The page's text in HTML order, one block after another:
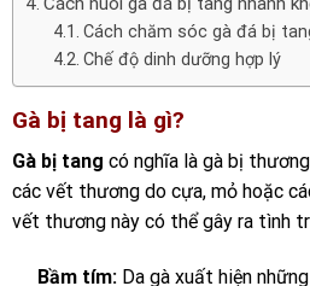
Cách chăm sóc gà đá bị
Chế độ dinh dưỡng hợp lý
Gà bị tang là gì?
Gà bị tang có nghĩa là gà bị
các vết thương do cựa, mỏ hoặc
vết thương này có thể gây ra tình
Bầm tím:Da gà xuất hiện